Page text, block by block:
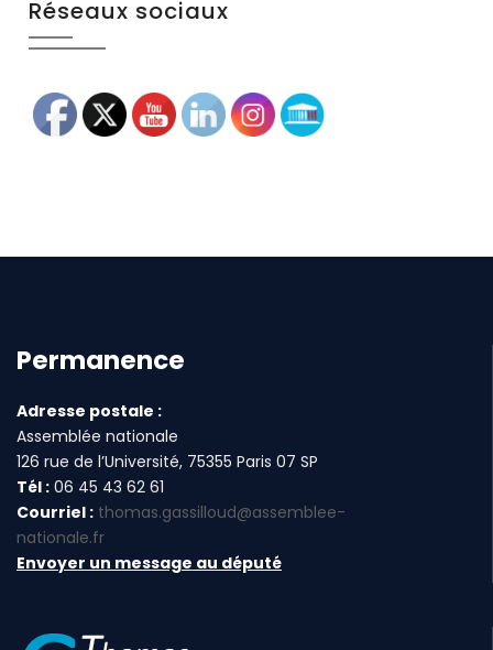
Réseaux sociaux
Permanence
Adresse postale :
Assemblée nationale
126 rue de l’Université, 75355 Paris 07 SP
Tél : 06 45 43 62 61
Courriel : thomas.gassilloud@assemblee-
nationale.fr
Envoyer un message au député